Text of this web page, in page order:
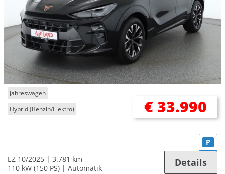
Jahreswagen
Hybrid (Benzin/Elektro)
€ 33.990
EZ 10/2025
3.781 km
110 kW (150 PS)
Automatik
P
Details